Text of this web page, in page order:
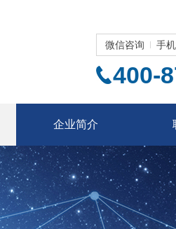
微信咨询 手
400-
企业简介